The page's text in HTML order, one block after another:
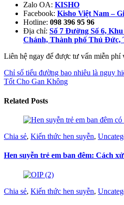
Zalo OA: KISHO
Facebook: Kisho Việt Nam –
Hotline: 098 396 95 96
Địa chỉ: Số 7 Đường Số 6,
Chánh, Thành phố Thủ Đức,
Liên hệ ngay để được tư vấn miễn phí
Chỉ số tiểu đường bao nhiêu là nguy
Tốt Cho Gan Không
Related Posts
Chia sẻ, Kiến thức hen suyễn,
Hen suyễn trẻ em ban đêm: Cách
Chia sẻ, Kiến thức hen suyễn,